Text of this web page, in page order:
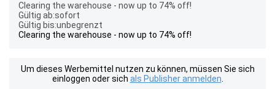
Clearing the warehouse - now up to 74% off!
Gültig ab:sofort
Gültig bis:unbegrenzt
Clearing the warehouse - now up to 74% off!
Um dieses Werbemittel nutzen zu können, müssen Sie sich
einloggen oder sich als Publisher anmelden